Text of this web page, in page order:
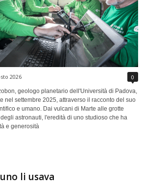
2026 0
geologo planetario dell'Università di Padova,
nel settembre 2025, attraverso il racconto del suo
e umano. Dai vulcani di Marte alle grotte
astronauti, l'eredità di uno studioso che ha
e generosità
li usava